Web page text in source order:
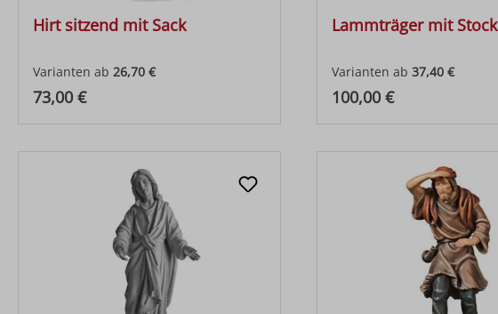
Hirt sitzend mit Sack
Varianten ab 26,70 €
Regulärer Preis:
73,00 €
Lammträger mit Stock
Varianten ab 37,40 €
Regulärer Preis:
100,00 €